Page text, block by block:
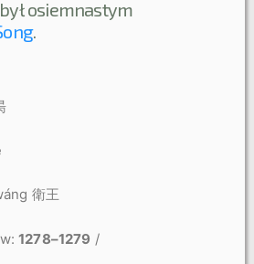
osiemnastym
.
衛王
:1278–1279 /